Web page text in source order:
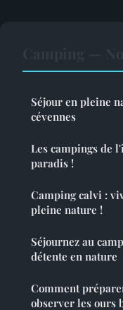
Séjour en pleine
cévennes
Les campings de
paradis !
Camping calvi :
pleine nature !
Séjournez au
détente en nature
Comment
observer les ours